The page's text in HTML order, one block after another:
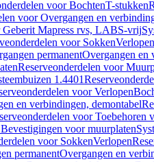
voor BochtenT-stukken
voor Overgangen en
Geberit Mapress rvs, LABS-vrij
voor SokkenVerlopen
permanentOvergangen en
Reserveonderdelen voor
1.4401
voor Verlopen
en verbindingen, demontabel
voor Toebehoren
voor muurplaten
voor SokkenVerlopen
permanentOvergangen en